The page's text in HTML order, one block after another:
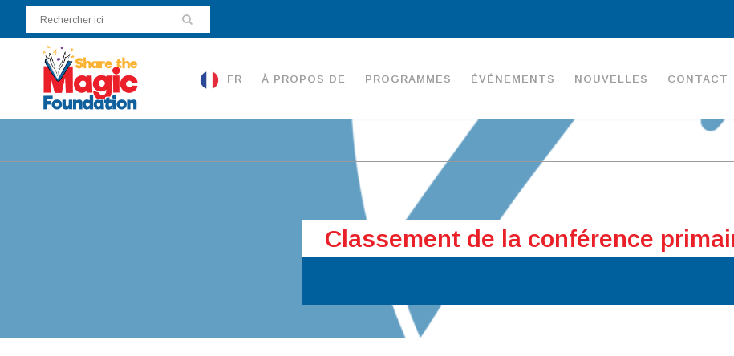
FR À PROPOS DE PROGRAMMES ÉVÉNEMENTS NOUVELLES CONTACT
Classement de la conférence